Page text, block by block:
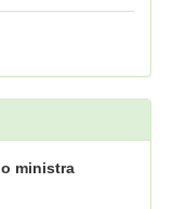
ministra